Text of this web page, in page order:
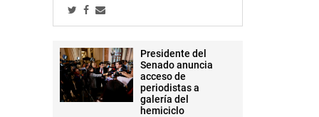
Presidente del
Senado anuncia
acceso de
periodistas a
galería del
hemiciclo